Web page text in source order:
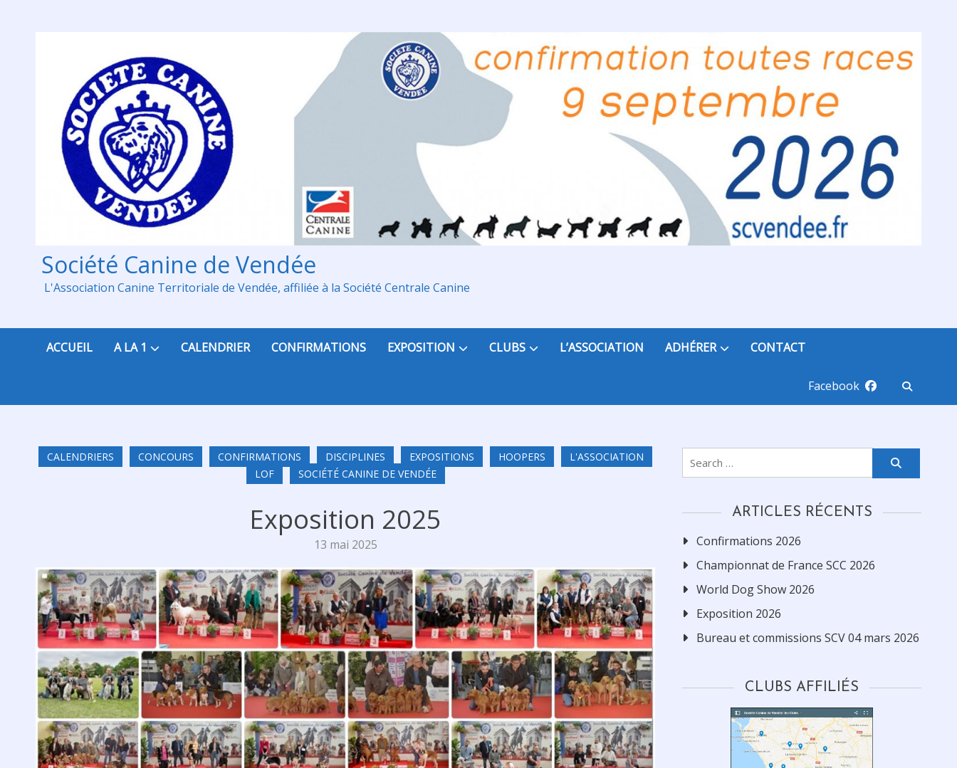
Société Canine de Vendée
L'Association Canine Territoriale de Vendée, affiliée à la Société Centrale Canine
ACCUEIL A LA 1 CALENDRIER CONFIRMATIONS EXPOSITION CLUBS L’ASSOCIATION ADHÉRER CONTACT
Facebook
CALENDRIERS CONCOURS CONFIRMATIONS DISCIPLINES EXPOSITIONS HOOPERS
L'ASSOCIATION
LOF
SOCIÉTÉ CANINE DE VENDÉE
Exposition 2025
13 mai 2025
Search
for:
ARTICLES RÉCENTS
Confirmations 2026
Championnat de France SCC 2026
World Dog Show 2026
Exposition 2026
Bureau et commissions SCV 04 mars 2026
CLUBS AFFILIÉS